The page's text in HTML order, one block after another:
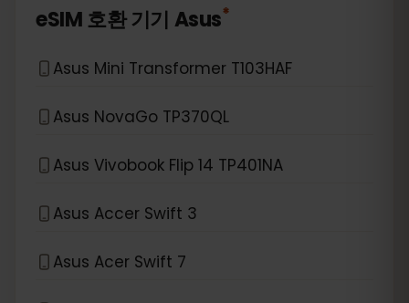
eSIM 호환 기기 Asus*
Asus Mini Transformer T103HAF
Asus NovaGo TP370QL
Asus Vivobook Flip 14 TP401NA
Asus Accer Swift 3
Asus Acer Swift 7